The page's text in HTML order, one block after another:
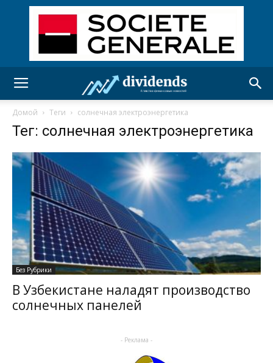
Домой Теги солнечная электроэнергетика
Тег: солнечная электроэнергетика
Без Рубрики
В Узбекистане наладят производство
солнечных панелей
- Реклама -